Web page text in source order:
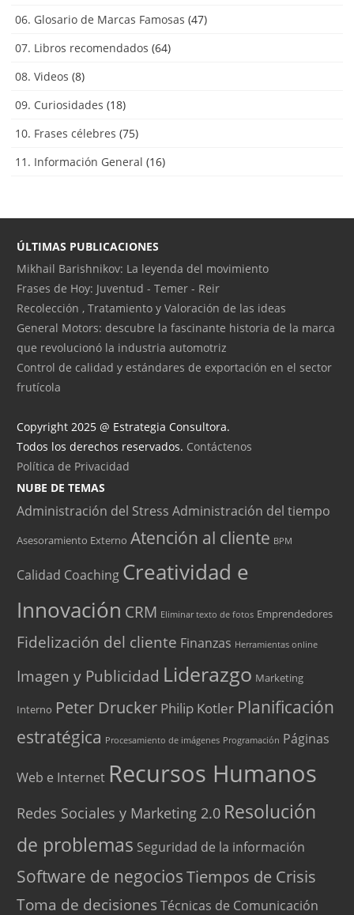
06. Glosario de Marcas Famosas (47)
07. Libros recomendados (64)
08. Videos (8)
09. Curiosidades (18)
10. Frases célebres (75)
11. Información General (16)
ÚLTIMAS PUBLICACIONES
Mikhail Barishnikov: La leyenda del movimiento
Frases de Hoy: Juventud - Temer - Reir
Recolección , Tratamiento y Valoración de las ideas
General Motors: descubre la fascinante historia de la marca
que revolucionó la industria automotriz
Control de calidad y estándares de exportación en el sector
frutícola
Copyright 2025 @ Estrategia Consultora.
Todos los derechos reservados. Contáctenos
Política de Privacidad
NUBE DE TEMAS
Administración del Stress Administración del tiempo
Asesoramiento Externo Atención al cliente BPM
Calidad Coaching Creatividad e
Innovación CRM Eliminar texto de fotos Emprendedores
Fidelización del cliente Finanzas Herramientas online
Imagen y Publicidad Liderazgo Marketing
Interno Peter Drucker Philip Kotler Planificación
estratégica Procesamiento de imágenes Programación Páginas
Web e Internet Recursos Humanos
Redes Sociales y Marketing 2.0 Resolución
de problemas Seguridad de la información
Software de negociosTiempos de Crisis
Toma de decisiones Técnicas de Comunicación